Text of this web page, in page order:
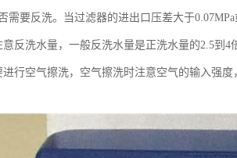
需要反洗。当过滤器的进出口压差大于
意反洗水量，一般反洗水量是正洗水量的2.5到4
进行空气擦洗，空气擦洗时注意空气的输入强